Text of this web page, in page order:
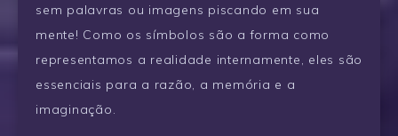
sem palavras ou imagens piscando em sua
mente! Como os símbolos são a forma como
representamos a realidade internamente, eles são
essenciais para a razão, a memória e a
imaginação.